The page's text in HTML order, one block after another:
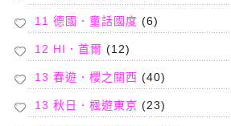
11 德國．童話國度 (6)
12 HI．首爾 (12)
13 春遊．櫻之關西 (40)
13 秋日．楓遊東京 (23)